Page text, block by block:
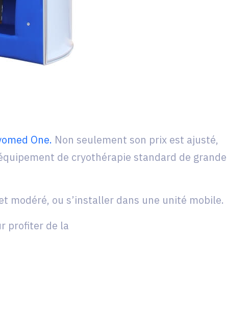
One. Non seulement son prix est ajusté,
de cryothérapie standard de grande
modéré, ou s’installer dans une unité mobile.
profiter de la